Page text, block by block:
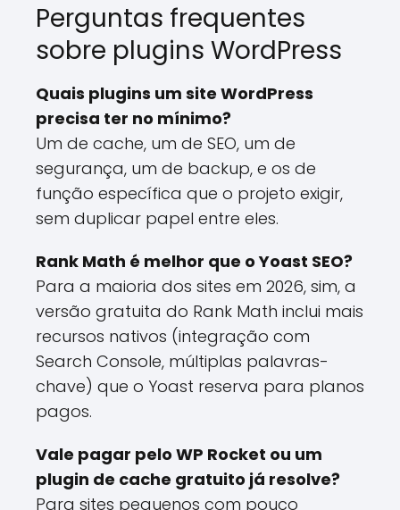
Perguntas frequentes
sobre plugins WordPress
Quais plugins um site WordPress
precisa ter no mínimo?
Um de cache, um de SEO, um de
segurança, um de backup, e os de
função específica que o projeto exigir,
sem duplicar papel entre eles.
Rank Math é melhor que o Yoast SEO?
Para a maioria dos sites em 2026, sim, a
versão gratuita do Rank Math inclui mais
recursos nativos (integração com
Search Console, múltiplas palavras-
chave) que o Yoast reserva para planos
pagos.
Vale pagar pelo WP Rocket ou um
plugin de cache gratuito já resolve?
Para sites pequenos com pouco